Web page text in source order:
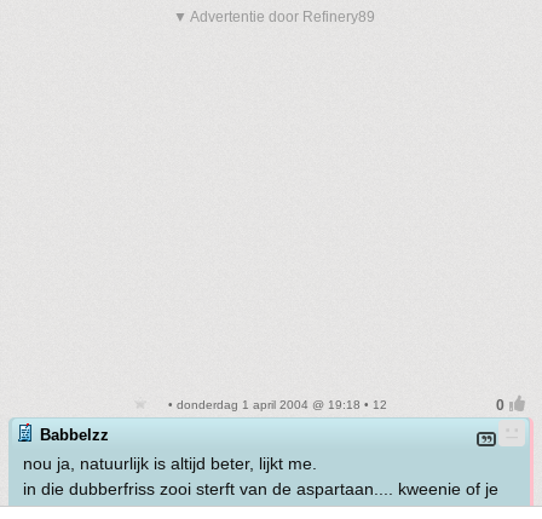
▼ Advertentie door Refinery89
• donderdag 1 april 2004 @ 19:18 • 12
Babbelzz
nou ja, natuurlijk is altijd beter, lijkt me.
in die dubberfriss zooi sterft van de aspartaan.... kweenie of je